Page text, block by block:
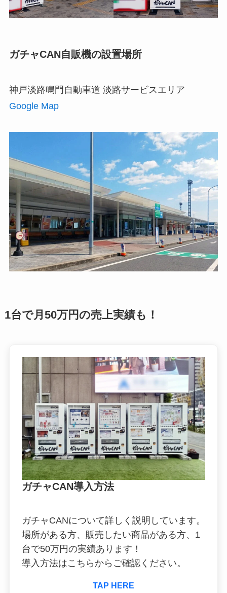
ガチャCAN自販機の設置場所
神戸淡路鳴門自動車道 淡路サービスエリア
Google Map
1台で月50万円の売上実績も！
ガチャCAN導入方法
ガチャCANについて詳しく説明しています。
場所がある方、販売したい商品がある方、1
台で50万円の実績あります！
導入方法はこちらからご確認ください。
TAP HERE